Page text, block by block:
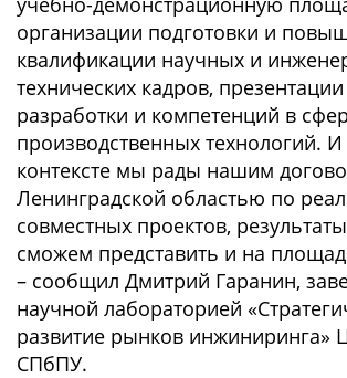
организации подготовки и
квалификации научных и
технических кадров,
разработки и компетенций в
производственных технологий. И
контексте мы рады нашим
Ленинградской областью по
совместных проектов,
сможем представить и на
– сообщил Дмитрий Гаранин,
научной лабораторией
развитие рынков инжиниринга»
СПбПУ.